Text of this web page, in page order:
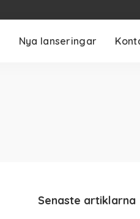
Nya lanseringar
Senaste artiklarna